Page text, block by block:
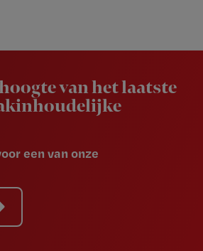
van het laatste
een van onze